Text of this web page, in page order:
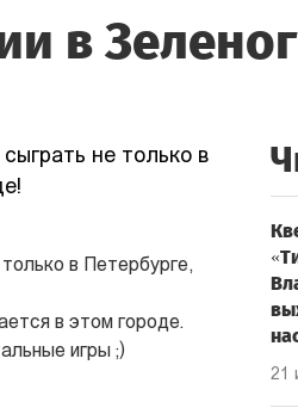
в
не только в
в Петербурге,
в этом городе.
игры ;)
21